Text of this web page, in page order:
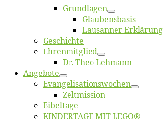
Grund­la­gen
Glaubens­ba­sis
Lausan­ner Erklärung
Ge­schich­te
Eh­ren­mit­glied
Dr. Theo Lehmann
An­ge­bo­te
Evangelisa­tions­wo­chen
Zelt­mis­si­on
Bi­bel­ta­ge
KINDERTAGE MIT LEGO®